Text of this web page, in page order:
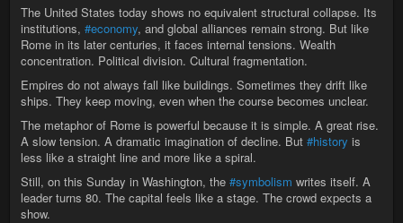
The United States today shows no equivalent structural collapse. Its
institutions, #economy, and global alliances remain strong. But like
Rome in its later centuries, it faces internal tensions. Wealth
concentration. Political division. Cultural fragmentation.
Empires do not always fall like buildings. Sometimes they drift like
ships. They keep moving, even when the course becomes unclear.
The metaphor of Rome is powerful because it is simple. A great rise.
A slow tension. A dramatic imagination of decline. But #history is
less like a straight line and more like a spiral.
Still, on this Sunday in Washington, the #symbolism writes itself. A
leader turns 80. The capital feels like a stage. The crowd expects a
show.